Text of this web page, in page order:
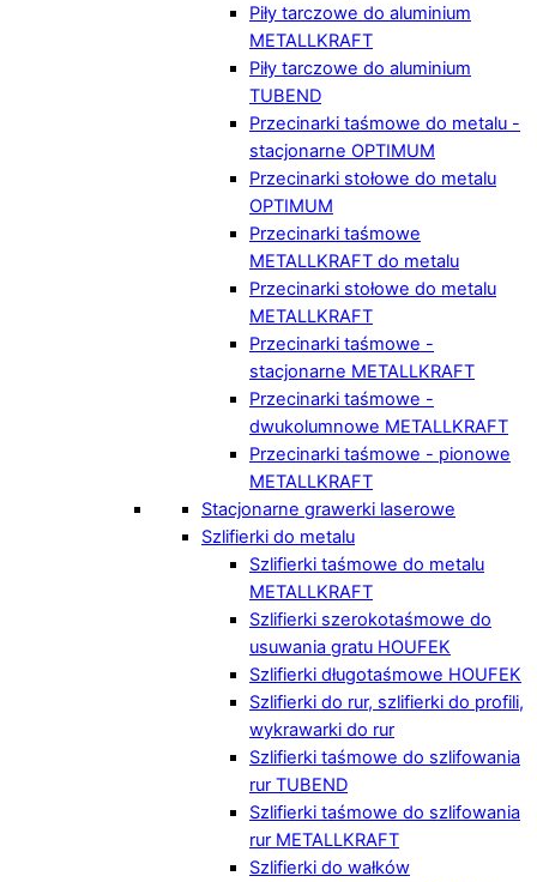
Piły tarczowe do aluminium
METALLKRAFT
Piły tarczowe do aluminium
TUBEND
Przecinarki taśmowe do metalu -
stacjonarne OPTIMUM
Przecinarki stołowe do metalu
OPTIMUM
Przecinarki taśmowe
METALLKRAFT do metalu
Przecinarki stołowe do metalu
METALLKRAFT
Przecinarki taśmowe -
stacjonarne METALLKRAFT
Przecinarki taśmowe -
dwukolumnowe METALLKRAFT
Przecinarki taśmowe - pionowe
METALLKRAFT
Stacjonarne grawerki laserowe
Szlifierki do metalu
Szlifierki taśmowe do metalu
METALLKRAFT
Szlifierki szerokotaśmowe do
usuwania gratu HOUFEK
Szlifierki długotaśmowe HOUFEK
Szlifierki do rur, szlifierki do profili,
wykrawarki do rur
Szlifierki taśmowe do szlifowania
rur TUBEND
Szlifierki taśmowe do szlifowania
rur METALLKRAFT
Szlifierki do wałków